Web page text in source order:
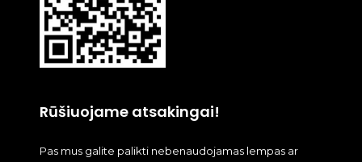
Rūšiuojame atsakingai!
Pas mus galite palikti nebenaudojamas lempas ar